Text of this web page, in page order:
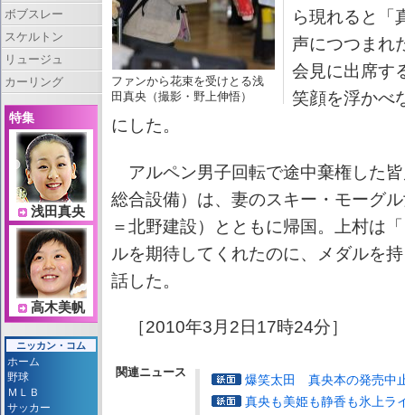
ファンから花束を受けとる浅
田真央（撮影・野上伸悟）
ら現れると「
声につつまれ
会見に出席す
笑顔を浮かべ
にした。
アルペン男子回転で途中棄権した
総合設備）は、妻のスキー・モーグ
＝北野建設）とともに帰国。上村は
ルを期待してくれたのに、メダルを
話した。
［2010年3月2日17時24分］
関連ニュース
爆笑太田 真央本の発売中
真央も美姫も静香も氷上ラ
ボブスレー
スケルトン
リュージュ
カーリング
特集
浅田真央
高木美帆
ニッカン・コム
ホーム
野球
ＭＬＢ
サッカー